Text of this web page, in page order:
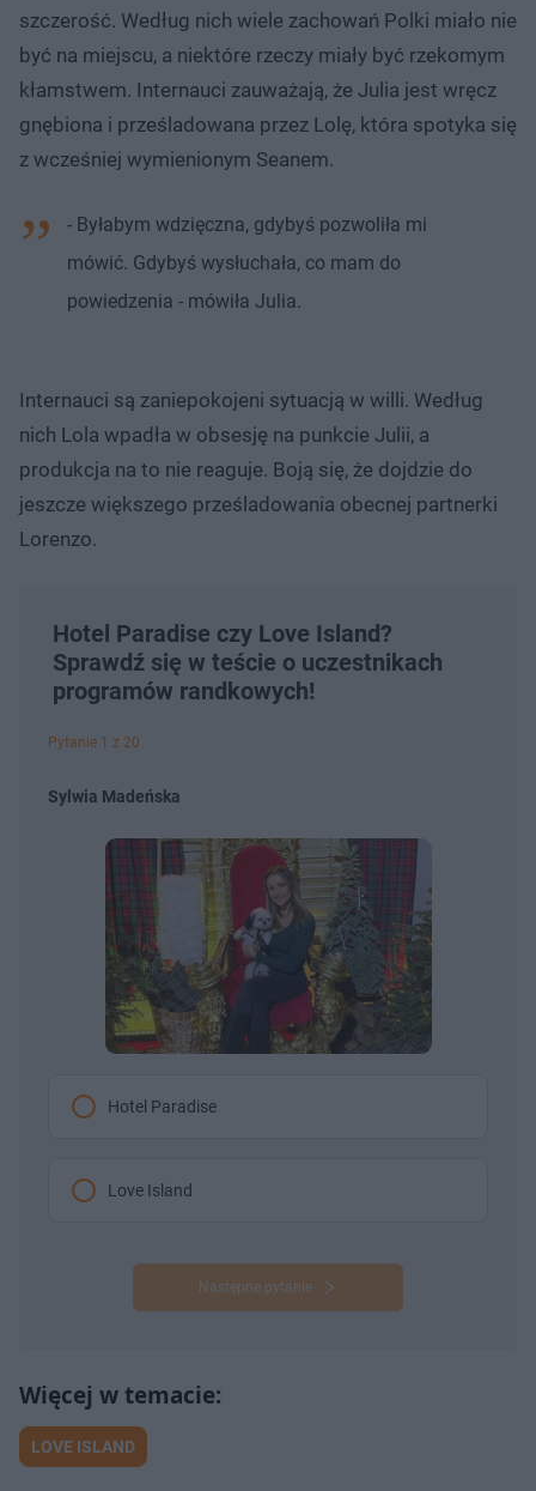
szczerość. Według nich wiele zachowań Polki miało nie
być na miejscu, a niektóre rzeczy miały być rzekomym
kłamstwem. Internauci zauważają, że Julia jest wręcz
gnębiona i prześladowana przez Lolę, która spotyka się
z wcześniej wymienionym Seanem.
- Byłabym wdzięczna, gdybyś pozwoliła mi
mówić. Gdybyś wysłuchała, co mam do
powiedzenia - mówiła Julia.
Internauci są zaniepokojeni sytuacją w willi. Według
nich Lola wpadła w obsesję na punkcie Julii, a
produkcja na to nie reaguje. Boją się, że dojdzie do
jeszcze większego prześladowania obecnej partnerki
Lorenzo.
Hotel Paradise czy Love Island?
Sprawdź się w teście o uczestnikach
programów randkowych!
Pytanie 1 z 20
Sylwia Madeńska
Hotel Paradise
Love Island
Następne pytanie
LOVE ISLAND